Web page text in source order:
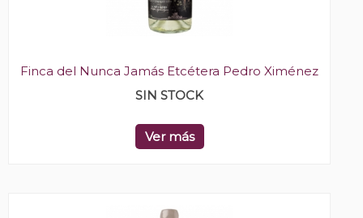
Finca del Nunca Jamás Etcétera Pedro Ximénez
SIN STOCK
Ver más